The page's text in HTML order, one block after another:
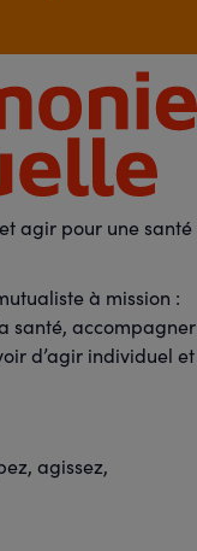
agir pour une santé
à mission :
santé, accompagner
d’agir individuel et
agissez,